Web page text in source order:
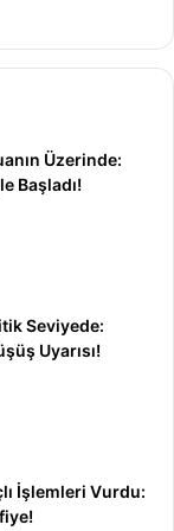
Üzerinde:
Başladı!
Seviyede:
Uyarısı!
İşlemleri Vurdu: